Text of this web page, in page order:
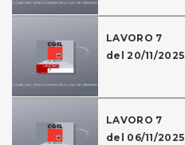
LAVORO 7
del 20/11/2025
LAVORO 7
del 06/11/2025